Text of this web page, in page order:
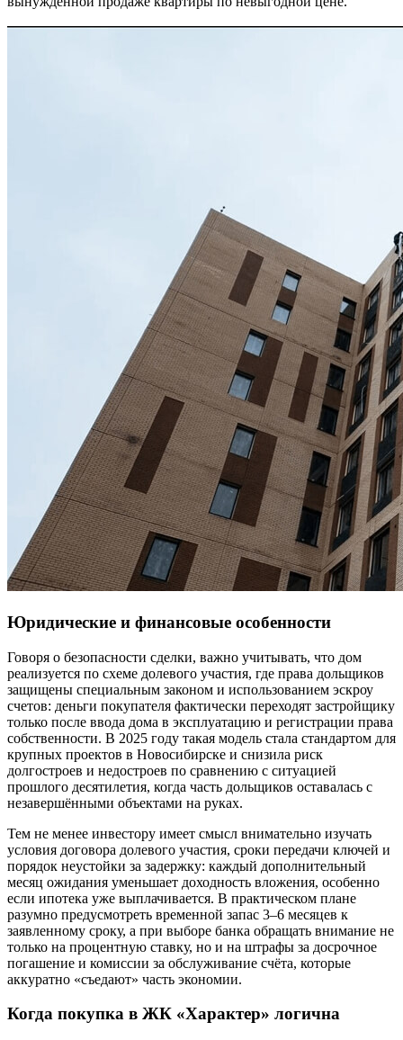
Юридические и финансовые особенности
Говоря о безопасности сделки, важно учитывать, что дом
реализуется по схеме долевого участия, где права дольщиков
защищены специальным законом и использованием эскроу
счетов: деньги покупателя фактически переходят застройщику
только после ввода дома в эксплуатацию и регистрации права
собственности. В 2025 году такая модель стала стандартом для
крупных проектов в Новосибирске и снизила риск
долгостроев и недостроев по сравнению с ситуацией
прошлого десятилетия, когда часть дольщиков оставалась с
незавершёнными объектами на руках.
Тем не менее инвестору имеет смысл внимательно изучать
условия договора долевого участия, сроки передачи ключей и
порядок неустойки за задержку: каждый дополнительный
месяц ожидания уменьшает доходность вложения, особенно
если ипотека уже выплачивается. В практическом плане
разумно предусмотреть временной запас 3–6 месяцев к
заявленному сроку, а при выборе банка обращать внимание не
только на процентную ставку, но и на штрафы за досрочное
погашение и комиссии за обслуживание счёта, которые
аккуратно «съедают» часть экономии.
Когда покупка в ЖК «Характер» логична